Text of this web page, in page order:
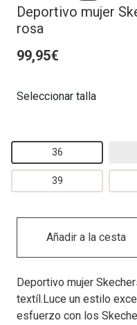
Deportivo mujer
rosa
99,95€
Seleccionar talla
36
39
Deportivo mujer
textíl.Luce un estilo
esfuerzo con los